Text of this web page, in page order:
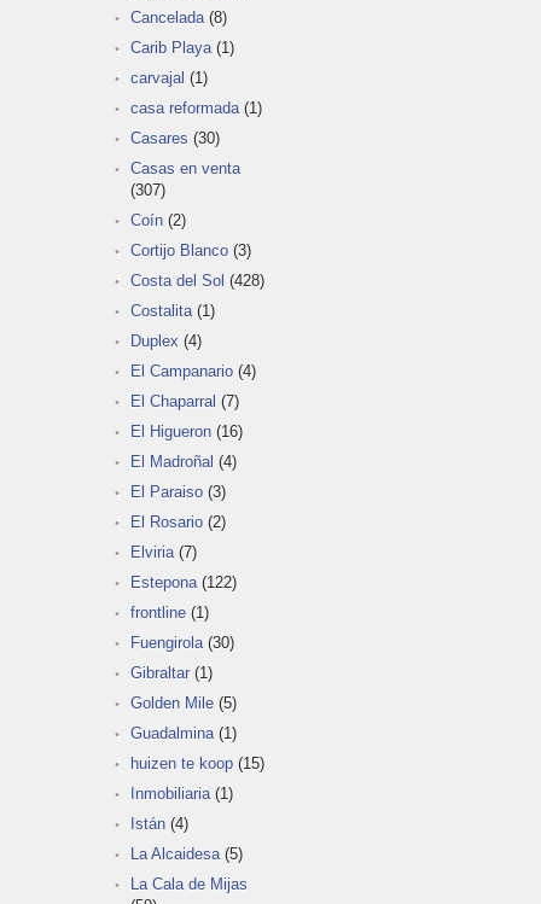
Cancelada (8)
Carib Playa (1)
carvajal (1)
casa reformada (1)
Casares (30)
Casas en venta
(307)
Coín (2)
Cortijo Blanco (3)
Costa del Sol (428)
Costalita (1)
Duplex (4)
El Campanario (4)
El Chaparral (7)
El Higueron (16)
El Madroñal (4)
El Paraiso (3)
El Rosario (2)
Elviria (7)
Estepona (122)
frontline (1)
Fuengirola (30)
Gibraltar (1)
Golden Mile (5)
Guadalmina (1)
huizen te koop (15)
Inmobiliaria (1)
Istán (4)
La Alcaidesa (5)
La Cala de Mijas